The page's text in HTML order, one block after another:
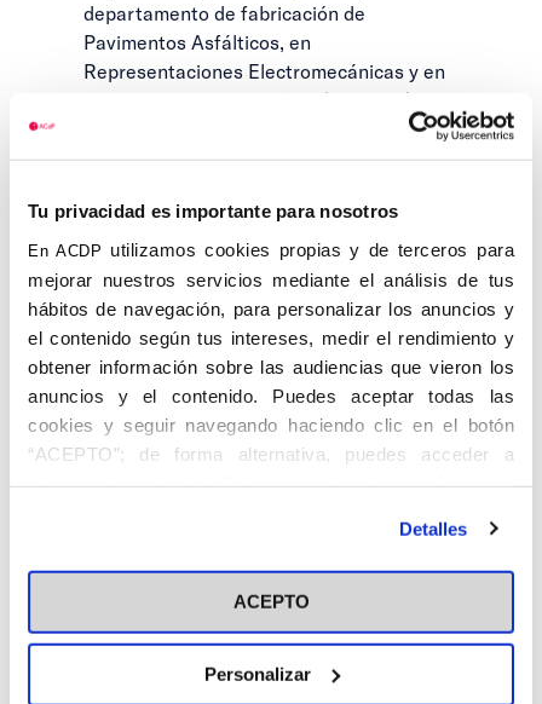
Tu privacidad es importante para nosotros
En ACDP utilizamos cookies propias y de terceros para
mejorar nuestros servicios mediante el análisis de tus
hábitos de navegación, para personalizar los anuncios y
el contenido según tus intereses, medir el rendimiento y
obtener información sobre las audiencias que vieron los
anuncios y el contenido. Puedes aceptar todas las
cookies y seguir navegando haciendo clic en el botón
“ACEPTO”; de forma alternativa, puedes acceder a
información más detallada y cambiar tus preferencias
en el botón "Personalizar". Para más información puedes
visitar nuestra Política de Cookies
Detalles
ACEPTO
Personalizar
departamento de fabricación de
Pavimentos Asfálticos, en
Representaciones Electromecánicas y en
la Unión Química Española (UQUESA), en
fabricación de éter, agua oxigenada por el
de sodio.
Pasó la Guerra Civil refugiado en la
Escuela de Ingeniería. En 1940 recibió el
encargo de constituir el que sería
Sindicato de Industrias Químicas,
organismo para el cual fue nombrado
secretario. Propulsor del Sindicato
Vertical de Industrias Químicas, fue
además vocal del patronato Juan de la
Cierva y profesor desde 1944 de Química
General en la Escuela de Ingenieros de
Desempeñó el cargo de Secretario
General Técnico del Ministerio de
Consiguió la cátedra Titular de